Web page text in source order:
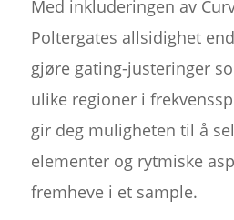
Med inkluderingen av
Poltergates allsidighet
gjøre gating-justeringer
ulike regioner i
gir deg muligheten til å
elementer og rytmiske
fremheve i et sample.